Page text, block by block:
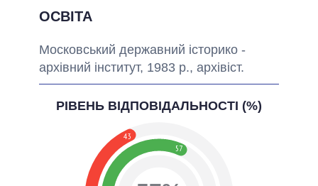
ОСВІТА
Московський державний історико -
архівний інститут, 1983 р., архівіст.
РІВЕНЬ ВІДПОВІДАЛЬНОСТІ (%)
43
57